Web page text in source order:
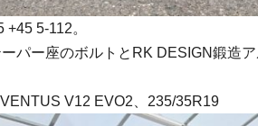
5-112。
パー座のボルトとRK DESIGN鍛造
V12 EVO2、235/35R19